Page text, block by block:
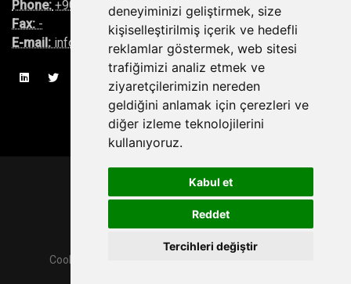
deneyiminizi geliştirmek, size
kişiselleştirilmiş içerik ve hedefli
reklamlar göstermek, web sitesi
trafiğimizi analiz etmek ve
ziyaretçilerimizin nereden
geldiğini anlamak için çerezleri ve
diğer izleme teknolojilerini
kullanıyoruz.
Kabul et
Reddet
Tercihleri değiştir
Phone: +90(530) 339 59 51
Fax: -
E-mail: info@tunalawfirm.com
Copyrights © 2026 All Rights Reserved
Elkom Yazılım
Cookie Policy